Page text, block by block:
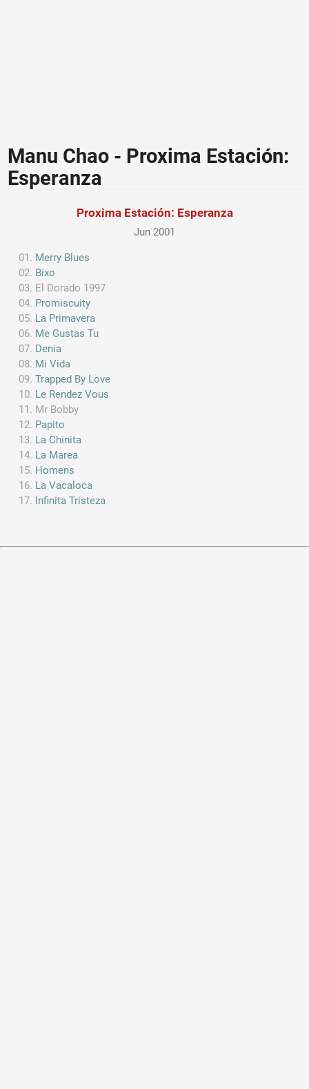
Manu Chao - Proxima Estación:
Esperanza
Proxima Estación: Esperanza
Jun 2001
Merry Blues
Bixo
El Dorado 1997
Promiscuity
La Primavera
Me Gustas Tu
Denia
Mi Vida
Trapped By Love
Le Rendez Vous
Mr Bobby
Papito
La Chinita
La Marea
Homens
La Vacaloca
Infinita Tristeza